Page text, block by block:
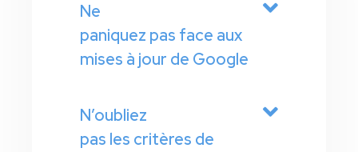
Ne
paniquez pas face aux
mises à jour de Google
N’oubliez
pas les critères de